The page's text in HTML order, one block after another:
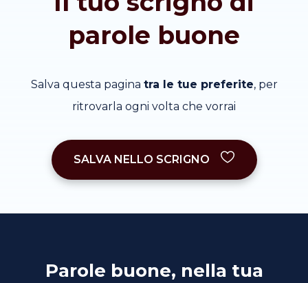
parole buone
Salva questa pagina tra le tue preferite, per
ritrovarla ogni volta che vorrai
SALVA NELLO SCRIGNO
Parole buone, nella tua